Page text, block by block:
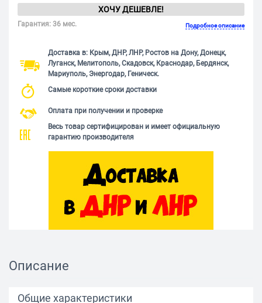
ХОЧУ ДЕШЕВЛЕ!
Гарантия: 36 мес. Подробное описание
Доставка в: Крым, ДНР, ЛНР, Ростов на Дону, Донецк,
Луганск, Мелитополь, Скадовск, Краснодар, Бердянск,
Мариуполь, Энергодар, Геническ.
Самые короткие сроки доставки
Оплата при получении и проверке
Весь товар сертифицирован и имеет официальную
гарантию производителя
Описание
Общие характеристики